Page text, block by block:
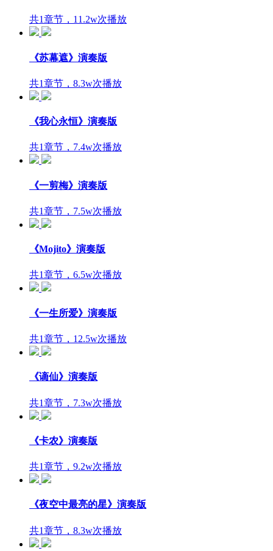
共1章节，11.2w次播放
《苏幕遮》演奏版
共1章节，8.3w次播放
《我心永恒》演奏版
共1章节，7.4w次播放
《一剪梅》演奏版
共1章节，7.5w次播放
《Mojito》演奏版
共1章节，6.5w次播放
《一生所爱》演奏版
共1章节，12.5w次播放
《谪仙》演奏版
共1章节，7.3w次播放
《卡农》演奏版
共1章节，9.2w次播放
《夜空中最亮的星》演奏版
共1章节，8.3w次播放